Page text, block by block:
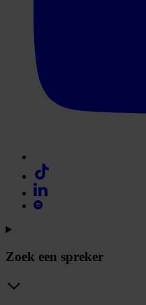
Zoek een spreker